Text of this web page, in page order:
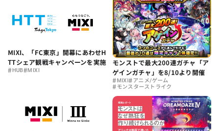
MIXI、「FC東京」開幕にあわせH
TTシェア観戦キャンペーンを実施
#HUB#MIXI
モンストで最大200連ガチャ「ア
ゲインガチャ」を8/10より開催
#MIXI#アニメ/ゲーム
#モンスターストライク